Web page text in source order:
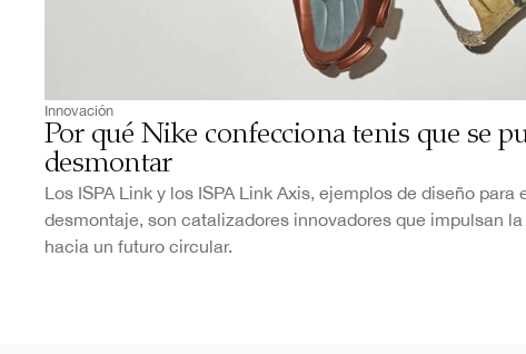
Innovación
Por qué Nike confecciona tenis que se
desmontar
Los ISPA Link y los ISPA Link Axis, ejemplos de diseño para
desmontaje, son catalizadores innovadores que impulsan
hacia un futuro circular.